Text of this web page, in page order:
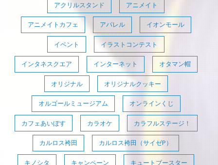
アクリルスタンド アニメイト
アニメイトカフェ アパレル イオンモール
イベント イラストコンテスト
インタネスクエア インターネット オタマン帽
オリジナル オリジナルクッキー
オルゴールミュージアム オンラインくじ
カフェあいぼす カラオケ カラフルステージ！
カルロス袴田 カルロス袴田（サイゼP）
キノシタ キャンペーン キュートブースター